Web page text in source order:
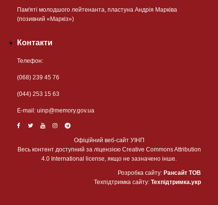
Пам'яті молодшого лейтенанта, пластуна Андрія Марківа
(позивний «Маркіз»)
Контакти
Телефон:
(068) 239 45 76
(044) 253 15 63
Е-mail: uinp@memory.gov.ua
Офіційний веб-сайт УІНП
Весь контент доступний за ліцензією Creative Commons Attribution
4.0 International license, якщо не зазначено інше.
Розробка сайту: Рансайт ТОВ
Техпідтримка сайту: Техпідтримка.укр